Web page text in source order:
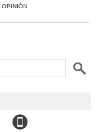
OPINIÓN